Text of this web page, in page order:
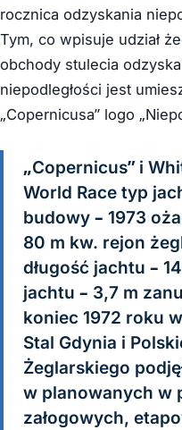
rocznica odzyskania
Tym, co wpisuje udział
obchody stulecia
niepodległości jest
„Copernicusa” logo
„Copernicus” i
World Race typ
budowy – 1973
80 m kw. rejon
długość jachtu –
jachtu – 3,7 m
koniec 1972 roku
Stal Gdynia i
Żeglarskiego
w planowanych w
załogowych,